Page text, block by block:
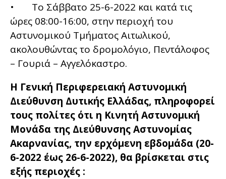
• Το Σάββατο 25-6-2022 και κατά τις
ώρες 08:00-16:00, στην περιοχή του
Αστυνομικού Τμήματος Αιτωλικού,
ακολουθώντας το δρομολόγιο, Πεντάλοφος
– Γουριά – Αγγελόκαστρο.
Η Γενική Περιφερειακή Αστυνομική
Διεύθυνση Δυτικής Ελλάδας, πληροφορεί
τους πολίτες ότι η Κινητή Αστυνομική
Μονάδα της Διεύθυνσης Αστυνομίας
Ακαρνανίας, την ερχόμενη εβδομάδα (20-
6-2022 έως 26-6-2022), θα βρίσκεται στις
εξής περιοχές :